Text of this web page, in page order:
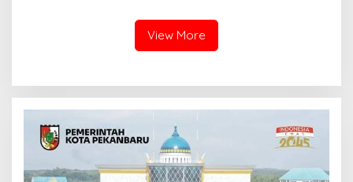
View More